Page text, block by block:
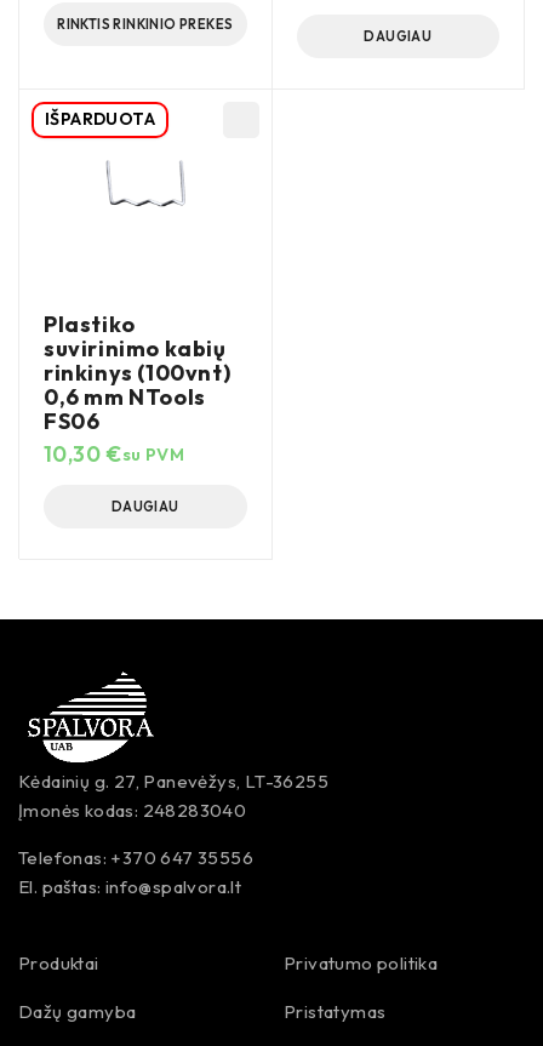
RINKTIS RINKINIO PREKES
DAUGIAU
IŠPARDUOTA
Plastiko
suvirinimo kabių
rinkinys (100vnt)
0,6 mm NTools
FS06
10,30€su PVM
DAUGIAU
Kėdainių g. 27, Panevėžys, LT-36255
Įmonės kodas: 248283040
Telefonas: +370 647 35556
El. paštas: info@spalvora.lt
Produktai
Dažų gamyba
Privatumo politika
Pristatymas